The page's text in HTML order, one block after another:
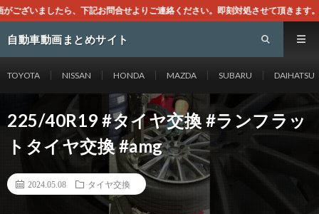
せよりご連絡ください。即刻対処させて頂きます。なお、同サイトはGoogle
自動車動画まとめサイト
TOYOTA NISSAN HONDA MAZDA SUBARU DAIHATSU
225/40R19 #タイヤ交換 #ランフラッ
トタイヤ交換 #amg
2024.05.08 タイヤ交換